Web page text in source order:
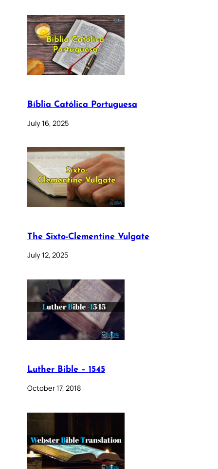
Bíblia Católica Portuguesa
July 16, 2025
The Sixto-Clementine Vulgate
July 12, 2025
Luther Bible – 1545
October 17, 2018